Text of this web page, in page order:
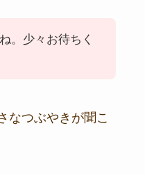
。少々お待ちく
なつぶやきが聞こ